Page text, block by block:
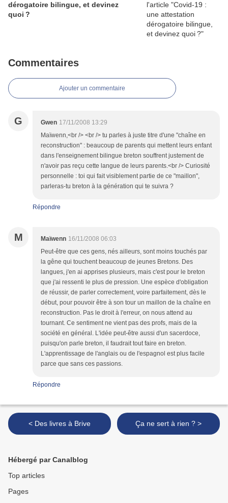
dérogatoire bilingue, et devinez
quoi ?
Commentaires
Ajouter un commentaire
G Gwen 17/11/2008 13:29
Maïwenn,<br /> <br /> tu parles à juste titre d'une "chaîne en
reconstruction" : beaucoup de parents qui mettent leurs enfant
dans l'enseignement bilingue breton souffrent justement de
n'avoir pas reçu cette langue de leurs parents.<br /> Curiosité
personnelle : toi qui fait visiblement partie de ce "maillon",
parleras-tu breton à la génération qui te suivra ?
Répondre
M Maïwenn 16/11/2008 06:03
Peut-être que ces gens, nés ailleurs, sont moins touchés par
la gêne qui touchent beaucoup de jeunes Bretons. Des
langues, j'en ai apprises plusieurs, mais c'est pour le breton
que j'ai ressenti le plus de pression. Une espèce d'obligation
de réussir, de parler correctement, voire parfaitement, dès le
début, pour pouvoir être à son tour un maillon de la chaîne en
reconstruction. Pas le droit à l'erreur, on nous attend au
tournant. Ce sentiment ne vient pas des profs, mais de la
société en général. L'idée peut-être aussi d'un sacerdoce,
puisqu'on parle breton, il faudrait tout faire en breton.
L'apprentissage de l'anglais ou de l'espagnol est plus facile
parce que sans ces passions.
Répondre
< Des livres à Brive Ça ne sert à rien ? >
Hébergé par Canalblog
Top articles
Pages